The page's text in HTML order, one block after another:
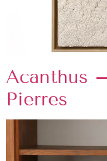
Acanthus
Pierres